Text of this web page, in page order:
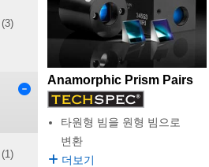
(3)
(1)
줍니다.
Anamorphic Prism Pairs
타원형 빔을 원형 빔으로
변환
더보기